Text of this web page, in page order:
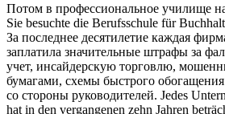
Потом в профессиональное училище
Sie besuchte die Berufsschule für
За последнее десятилетие каждая
заплатила значительные штрафы за
учет, инсайдерскую торговлю,
бумагами, схемы быстрого
со стороны руководителей. Jedes
hat in den vergangenen zehn Jahren